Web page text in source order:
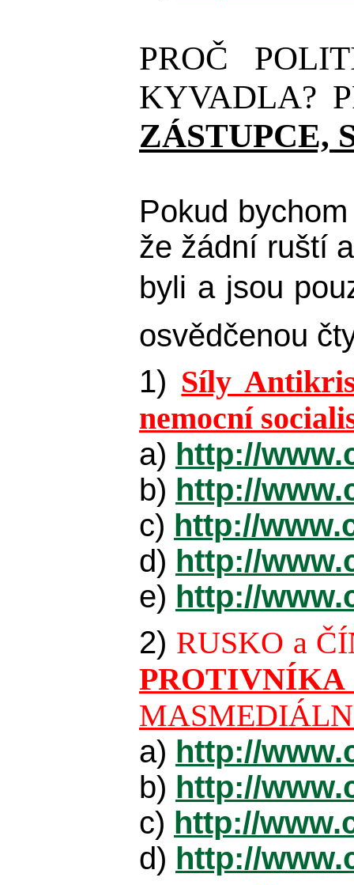
PROČ
KYVADLA?
ZÁSTUPCE,
Pokud
že žádní ruští
byli a jsou
osvědčenou
1) Síly
nemocní
a) http://
b) http://
c) http://
d) http://
e) http://
2) RUSKO a
a) http://
b) http://
c) http://
d) http://